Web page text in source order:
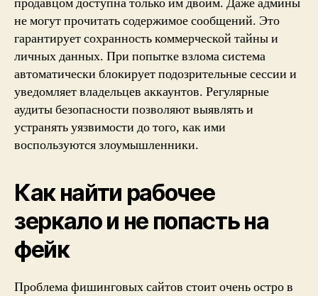
не могут прочитать содержимое сообщений. Это
гарантирует сохранность коммерческой тайны и
личных данных. При попытке взлома система
автоматически блокирует подозрительные сессии и
уведомляет владельцев аккаунтов. Регулярные
аудиты безопасности позволяют выявлять и
устранять уязвимости до того, как ими
воспользуются злоумышленники.
Как найти рабочее
зеркало и не попасть на
фейк
Проблема фишинговых сайтов стоит очень остро в